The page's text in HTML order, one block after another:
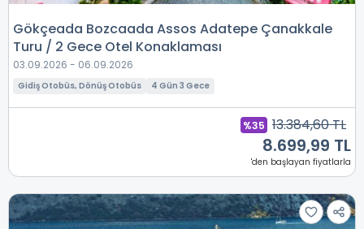
Gökçeada Bozcaada Assos Adatepe Çanakkale
Turu / 2 Gece Otel Konaklaması
03.09.2026 - 06.09.2026
Gidiş Otobüs, Dönüş Otobüs 4 Gün 3 Gece
%35 13.384,60 TL
8.699,99 TL
'den başlayan fiyatlarla